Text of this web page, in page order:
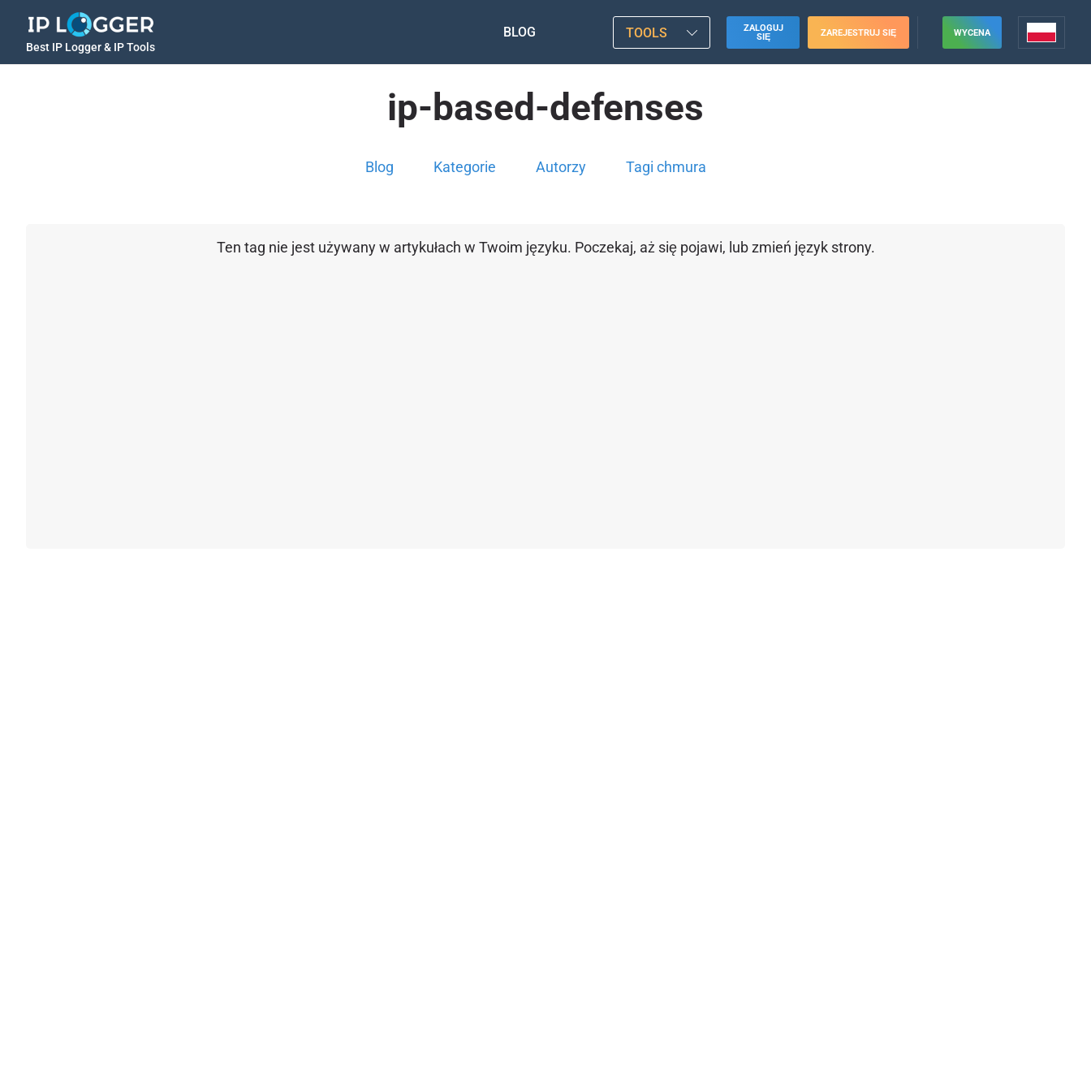
Best IP Logger & IP Tools
BLOG TOOLS
ZALOGUJ
SIĘ
ZAREJESTRUJ SIĘ WYCENA
ip-based-defenses
Blog Kategorie Autorzy Tagi chmura